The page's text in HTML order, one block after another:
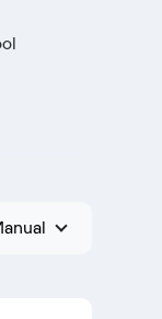
Sort by: